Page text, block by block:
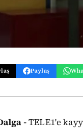
Paylaş
-TELE1'e